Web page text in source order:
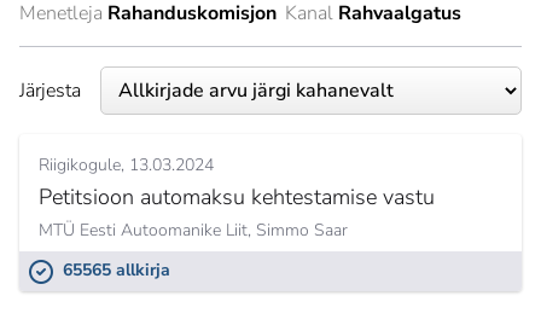
Menetleja Rahanduskomisjon Kanal Rahvaalgatus
Järjesta
Riigikogule 13.03.2024
Petitsioon automaksu kehtestamise vastu
MTÜ Eesti Autoomanike Liit, Simmo Saar
65565 allkirja